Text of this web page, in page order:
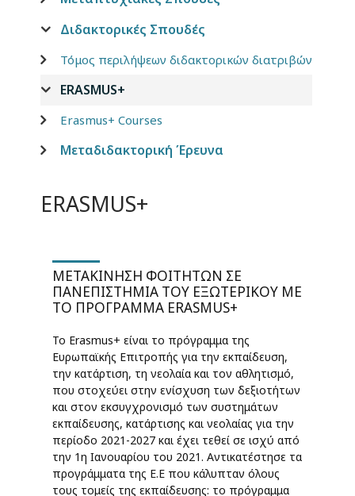
ERASMUS+
ΜΕΤΑΚΊΝΗΣΗ ΦΟΙΤΗΤΏΝ ΣΕ
ΠΑΝΕΠΙΣΤΉΜΙΑ ΤΟΥ ΕΞΩΤΕΡΙΚΟΎ ΜΕ
ΤΟ ΠΡΌΓΡΑΜΜΑ ERASMUS+
Το Erasmus+ είναι το πρόγραμμα της
Ευρωπαϊκής Επιτροπής για την εκπαίδευση,
την κατάρτιση, τη νεολαία και τον αθλητισμό,
που στοχεύει στην ενίσχυση των δεξιοτήτων
και στον εκσυγχρονισμό των συστημάτων
εκπαίδευσης, κατάρτισης και νεολαίας για την
περίοδο 2021-2027 και έχει τεθεί σε ισχύ από
την 1η Ιανουαρίου του 2021. Αντικατέστησε τα
προγράμματα της Ε.Ε που κάλυπταν όλους
τους τομείς της εκπαίδευσης: το πρόγραμμα
Διδακτορικές Σπουδές
Τόμος περιλήψεων διδακτορικών διατριβών
ERASMUS+
Erasmus+ Courses
Μεταδιδακτορική Έρευνα